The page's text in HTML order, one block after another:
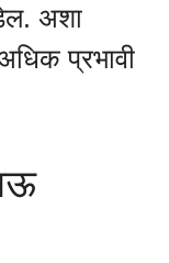
अशा
प्रभावी